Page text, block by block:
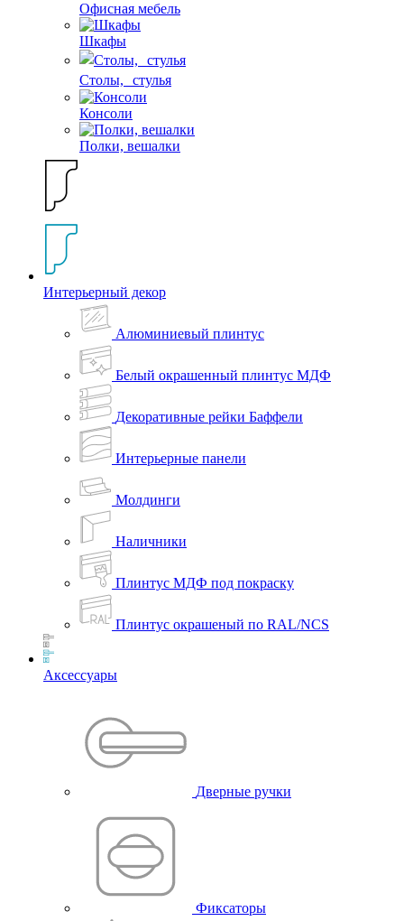
Офисная мебель
Шкафы
Столы, стулья
Консоли
Полки, вешалки
Интерьерный декор
Алюминиевый плинтус
Белый окрашенный плинтус МДФ
Декоративные рейки Баффели
Интерьерные панели
Молдинги
Наличники
Плинтус МДФ под покраску
Плинтус окрашеный по RAL/NCS
Аксессуары
Дверные ручки
Фиксаторы